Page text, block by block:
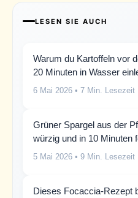
LESEN SIE AUCH
Warum du Kartoffeln vor
20 Minuten in Wasser
6 Mai 2026 • 7 Min. Lesezeit
Grüner Spargel aus der
würzig und in 10 Minuten
5 Mai 2026 • 9 Min. Lesezeit
Dieses Focaccia-Rezept